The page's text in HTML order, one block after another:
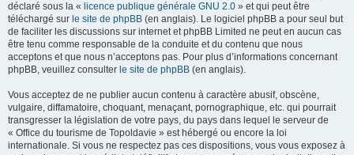
déclaré sous la « licence publique générale GNU 2.0 » et qui peut être
téléchargé sur le site de phpBB (en anglais). Le logiciel phpBB a pour seul but
de faciliter les discussions sur internet et phpBB Limited ne peut en aucun cas
être tenu comme responsable de la conduite et du contenu que nous
acceptons et que nous n’acceptons pas. Pour plus d’informations concernant
phpBB, veuillez consulter le site de phpBB (en anglais).
Vous acceptez de ne publier aucun contenu à caractère abusif, obscène,
vulgaire, diffamatoire, choquant, menaçant, pornographique, etc. qui pourrait
transgresser la législation de votre pays, du pays dans lequel le serveur de
« Office du tourisme de Topoldavie » est hébergé ou encore la loi
internationale. Si vous ne respectez pas ces dispositions, vous vous exposez à